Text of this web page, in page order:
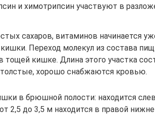
и химотрипсин участвуют в
сахаров, витаминов начинается
Переход молекул из состава
кишке. Длина этого участка
хорошо снабжаются кровью.
в брюшной полости: находится
2,5 до 3,5 м находится в правой